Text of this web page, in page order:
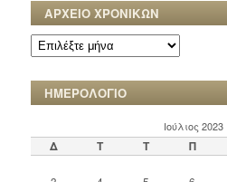
ΑΡΧΕΙΟ ΧΡΟΝΙΚΩΝ
ΑΡΧΕΙΟ
ΧΡΟΝΙΚΩΝ
ΗΜΕΡΟΛΟΓΙΟ
Ιούλιος 2023
Δ Τ Τ Π